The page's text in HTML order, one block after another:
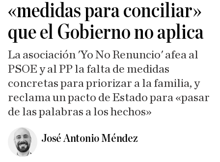
«medidas para conciliar»
que el Gobierno no aplica
La asociación 'Yo No Renuncio' afea al
PSOE y al PP la falta de medidas
concretas para priorizar a la familia, y
reclama un pacto de Estado para «pasar
de las palabras a los hechos»
José Antonio Méndez